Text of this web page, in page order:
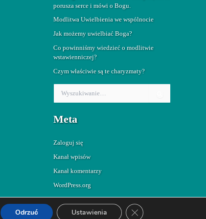
porusza serce i mówi o Bogu.
Modlitwa Uwielbienia we wspólnocie
Jak możemy uwielbiać Boga?
Co powinniśmy wiedzieć o modlitwie
wstawienniczej?
Czym właściwie są te charyzmaty?
k
d
l
Meta
Zaloguj się
Kanał wpisów
Kanał komentarzy
WordPress.org
Odrzuć Ustawienia Zamknij panel